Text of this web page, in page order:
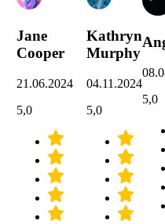
Jane
Cooper
21.06.2024
5,0
Kathryn
Murphy
04.11.2024
5,0
5,0